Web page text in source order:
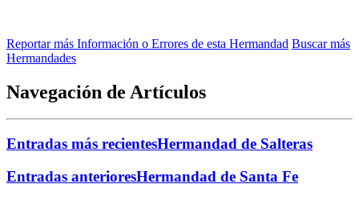
Reportar más Información o Errores de esta Hermandad Buscar más
Hermandades
Navegación de Artículos
Entradas más recientesHermandad de Salteras
Entradas anterioresHermandad de Santa Fe